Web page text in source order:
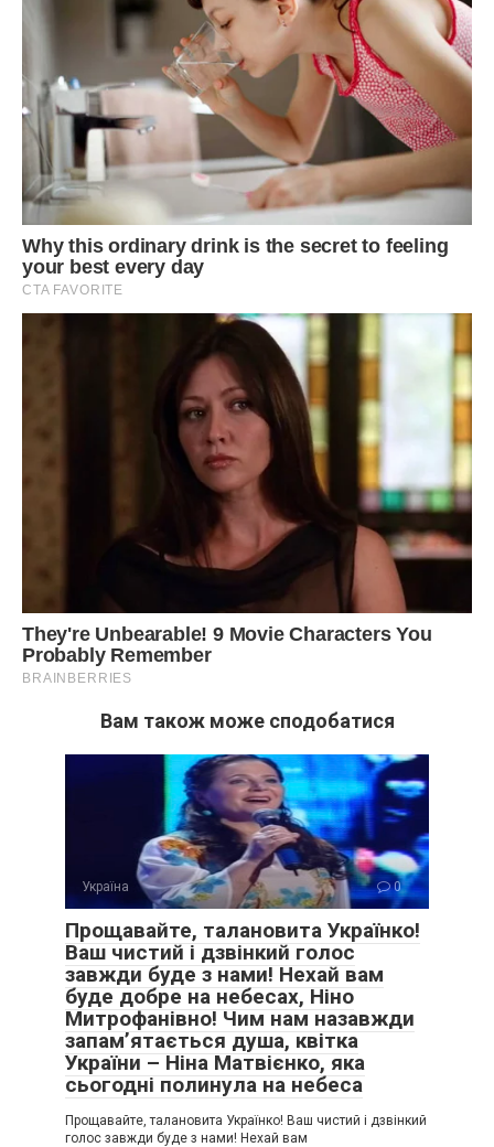
Вам також може сподобатися
Україна 0
Прощавайте, талановита Українко!
Ваш чистий і дзвінкий голос
завжди буде з нами! Нехай вам
буде добре на небесах, Ніно
Митрофанівно! Чим нам назавжди
запам’ятається душа, квітка
України – Ніна Матвієнко, яка
сьогодні полинула на небеса
Прощавайте, талановита Українко! Ваш чистий і дзвінкий
голос завжди буде з нами! Нехай вам